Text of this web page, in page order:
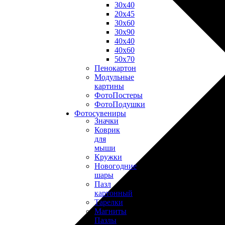
30х40
20х45
30х60
30х90
40х40
40х60
50х70
Пенокартон
Модульные
картины
ФотоПостеры
ФотоПодушки
Фотоcувениры
Значки
Коврик
для
мыши
Кружки
Новогодние
шары
Пазл
картонный
Тарелки
Магниты
Пазлы